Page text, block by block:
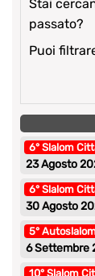
Stai
passato?
Puoi
6° Slalom
23 Agosto
6° Slalom
30 Agosto
5°
6 Settembre
10° Slalom